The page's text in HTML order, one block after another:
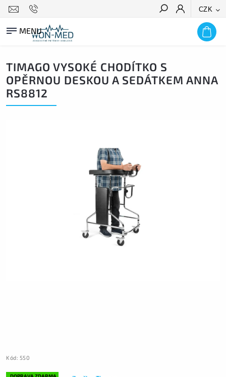
CZK
HLEDAT
TIMAGO VYSOKÉ CHODÍTKO S
OPĚRNOU DESKOU A SEDÁTKEM ANNA
RS8812
Kód: 550